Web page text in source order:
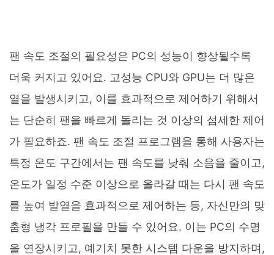
팬 속도 조절의 필요성은 PC의 성능이 향상될수록
더욱 커지고 있어요. 고성능 CPU와 GPU는 더 많은
열을 발생시키고, 이를 효과적으로 제어하기 위해서
는 단순히 팬을 빠르게 돌리는 것 이상의 섬세한 제어
가 필요하죠. 팬 속도 조절 프로그램을 통해 사용자는
특정 온도 구간에서는 팬 속도를 낮춰 소음을 줄이고,
온도가 일정 수준 이상으로 올라갈 때는 다시 팬 속도
를 높여 발열을 효과적으로 제어하는 등, 자신만의 맞
춤형 냉각 프로필을 만들 수 있어요. 이는 PC의 수명
을 연장시키고, 예기치 못한 시스템 다운을 방지하며,